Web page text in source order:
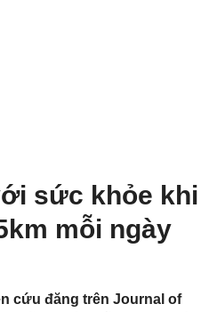
sức khỏe khi
mỗi ngày
cứu đăng trên Journal of